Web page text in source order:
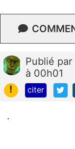
Publié par
à 00h01
!
citer
.